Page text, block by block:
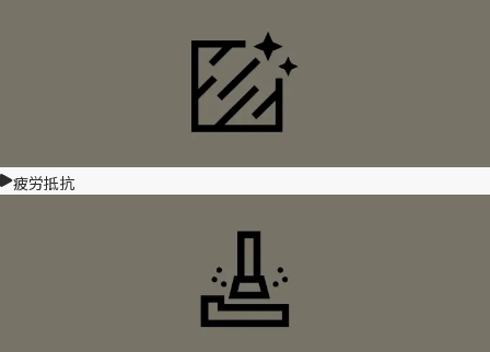
疲労抵抗